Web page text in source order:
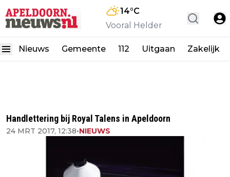
14°C
Vooral Helder
Nieuws Gemeente 112 Uitgaan Zakelijk
Handlettering bij Royal Talens in Apeldoorn
24 MRT 2017, 12:38•NIEUWS